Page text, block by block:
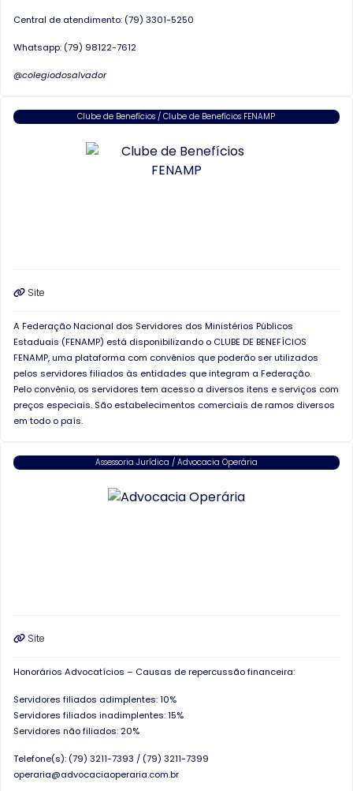
Central de atendimento: (79) 3301-5250
Whatsapp: (79) 98122-7612
@colegiodosalvador
Clube de Benefícios / Clube de Benefícios FENAMP
Site
A Federação Nacional dos Servidores dos Ministérios Públicos
Estaduais (FENAMP) está disponibilizando o CLUBE DE BENEFÍCIOS
FENAMP, uma plataforma com convênios que poderão ser utilizados
pelos servidores filiados às entidades que integram a Federação.
Pelo convênio, os servidores tem acesso a diversos itens e serviços com
preços especiais. São estabelecimentos comerciais de ramos diversos
em todo o país.
Assessoria Jurídica / Advocacia Operária
Site
Honorários Advocatícios – Causas de repercussão financeira:
Servidores filiados adimplentes: 10%
Servidores filiados inadimplentes: 15%
Servidores não filiados: 20%
Telefone(s): (79) 3211-7393 / (79) 3211-7399
operaria@advocaciaoperaria.com.br